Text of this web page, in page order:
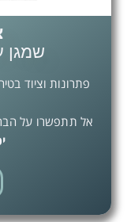
שמגן
פתרונות וציוד
אל תתפשרו על